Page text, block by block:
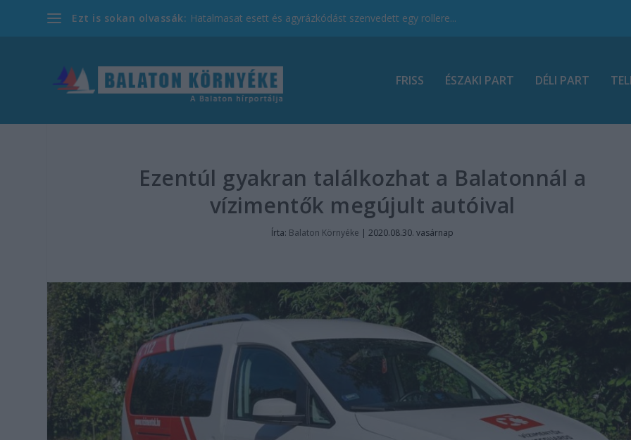
Ezt is sokan olvassák: Hatalmasat esett és agyrázkódást szenvedett egy rollere...
FRISS ÉSZAKI PART DÉLI PART
Ezentúl gyakran találkozhat a Balatonnál a
vízimentők megújult autóival
Írta: Balaton Környéke |2020.08.30. vasárnap